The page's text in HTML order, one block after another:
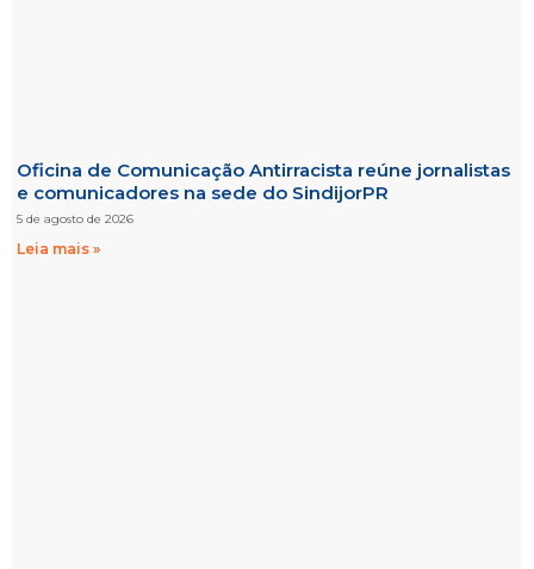
Oficina de Comunicação Antirracista reúne jornalistas
e comunicadores na sede do SindijorPR
5 de agosto de 2026
Leia mais »